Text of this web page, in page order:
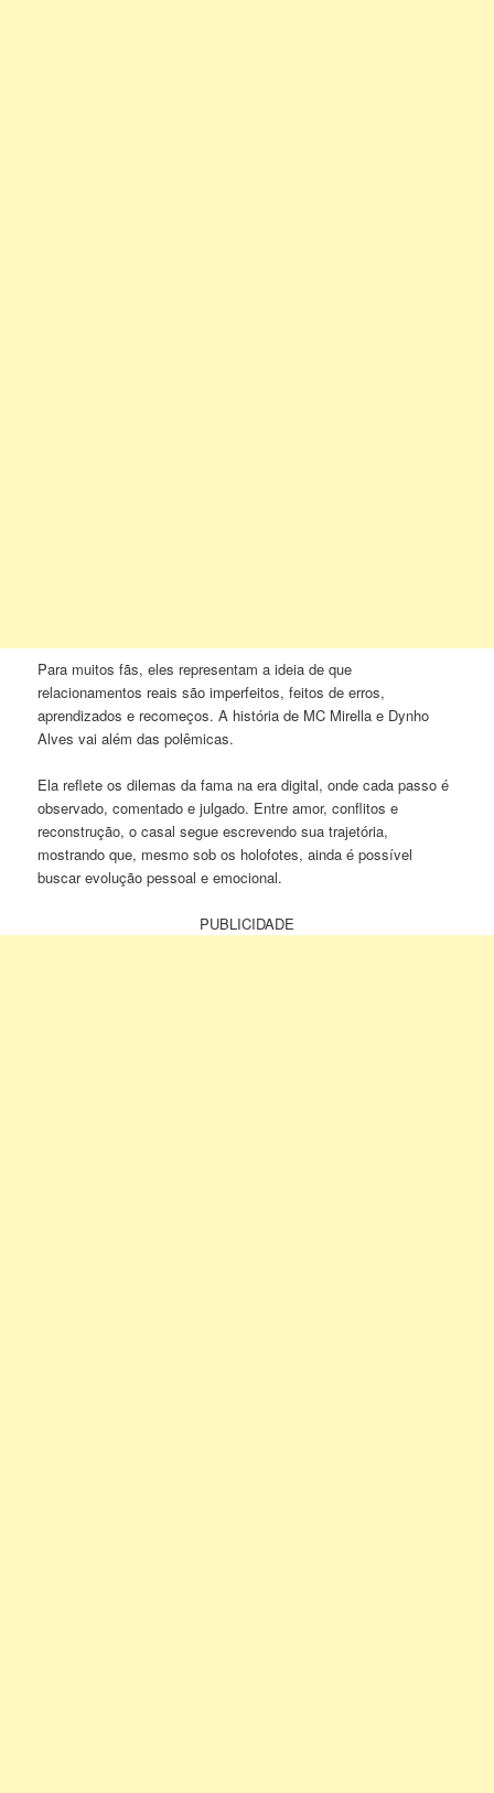
Para muitos fãs, eles representam a ideia de que
relacionamentos reais são imperfeitos, feitos de erros,
aprendizados e recomeços. A história de MC Mirella e Dynho
Alves vai além das polêmicas.
Ela reflete os dilemas da fama na era digital, onde cada passo é
observado, comentado e julgado. Entre amor, conflitos e
reconstrução, o casal segue escrevendo sua trajetória,
mostrando que, mesmo sob os holofotes, ainda é possível
buscar evolução pessoal e emocional.
PUBLICIDADE